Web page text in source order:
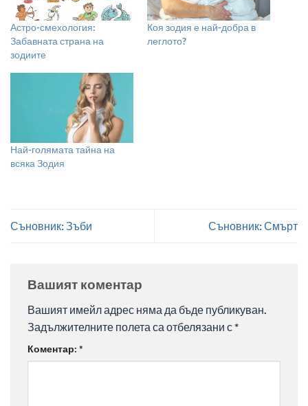
Астро-смехология:
Забавната страна на
зодиите
Коя зодия е най-добра в
леглото?
Най-голямата тайна на
всяка Зодия
Съновник: Зъби Съновник: Смърт
Вашият коментар
Вашият имейл адрес няма да бъде публикуван.
Задължителните полета са отбелязани с*
Коментар: *